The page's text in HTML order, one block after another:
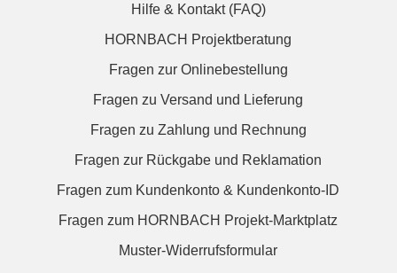
Hilfe & Kontakt (FAQ)
HORNBACH Projektberatung
Fragen zur Onlinebestellung
Fragen zu Versand und Lieferung
Fragen zu Zahlung und Rechnung
Fragen zur Rückgabe und Reklamation
Fragen zum Kundenkonto & Kundenkonto-ID
Fragen zum HORNBACH Projekt-Marktplatz
Muster-Widerrufsformular